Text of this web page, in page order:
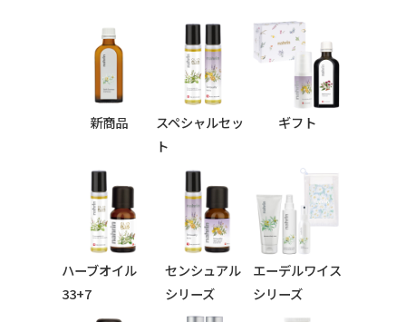
新商品
スペシャルセッ
ト
ギフト
ハーブオイル
33+7
シリーズ
センシュアル
シリーズ
エーデルワイス
シリーズ